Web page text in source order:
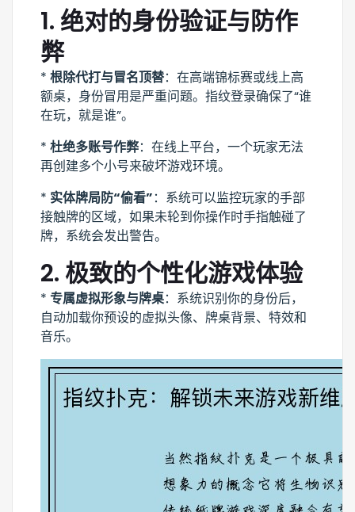
1. 绝对的身份验证与防作
弊
* 根除代打与冒名顶替：在高端锦标赛或线上高
额桌，身份冒用是严重问题。指纹登录确保了“谁
在玩，就是谁”。
* 杜绝多账号作弊：在线上平台，一个玩家无法
再创建多个小号来破坏游戏环境。
* 实体牌局防“偷看”：系统可以监控玩家的手部
接触牌的区域，如果未轮到你操作时手指触碰了
牌，系统会发出警告。
2. 极致的个性化游戏体验
* 专属虚拟形象与牌桌：系统识别你的身份后，
自动加载你预设的虚拟头像、牌桌背景、特效和
音乐。